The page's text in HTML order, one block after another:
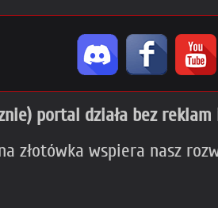
portal działa bez
złotówka wspiera nasz